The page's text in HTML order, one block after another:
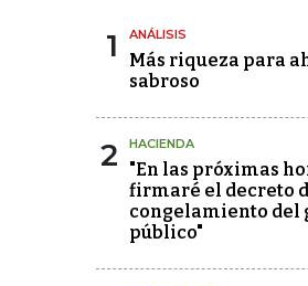
1 ANÁLISIS
Más riqueza para
sabroso
2 HACIENDA
"En las próximas
firmaré el decreto
congelamiento del
público"